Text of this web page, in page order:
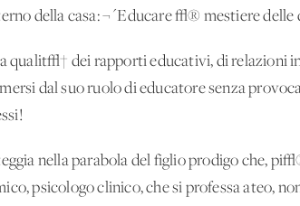
della casa: ¬´Educare √® mestiere delle
qualit√† dei rapporti educativi, di relazioni
dal suo ruolo di educatore senza
nella parabola del figlio prodigo che,
psicologo clinico, che si professa ateo,